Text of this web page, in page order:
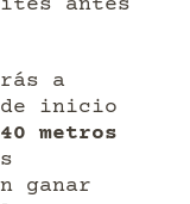
a
inicio
metros
ganar